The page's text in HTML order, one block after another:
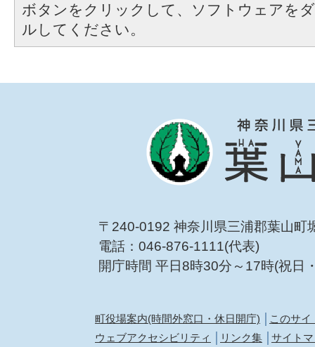
ボタンをクリックして、ソフトウェアを
ルしてください。
〒240-0192 神奈川県三浦郡葉山町
電話：046-876-1111(代表)
開庁時間 平日8時30分～17時(祝日
町役場案内(時間外窓口・休日開庁)
このサイ
ウェブアクセシビリティ
リンク集 サイト